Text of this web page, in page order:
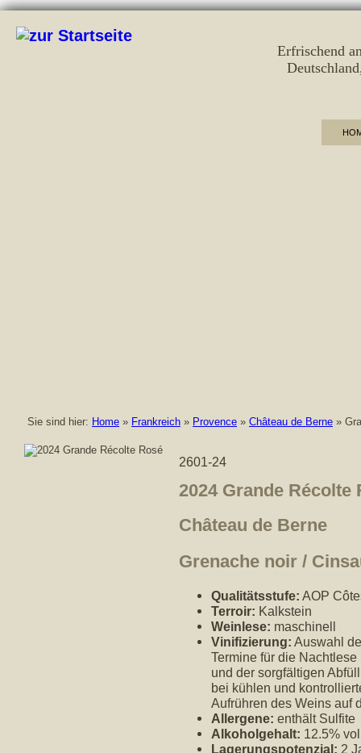
Erfrischend
Deutschland
Sie sind hier: Home » Frankreich » Provence » Château de Berne »
2601-24
2024 Grande Récolte
Château de Berne
Grenache noir /
Qualitätsstufe: AOP
Terroir: Kalkstein
Weinlese: maschinell
Vinifizierung: Auswahl
Termine für die
und der sorgfältigen
bei kühlen und
Aufrühren des Weins auf
Allergene: enthält Sulfite
Alkoholgehalt: 12.5%
Lagerungspotenzial: 2